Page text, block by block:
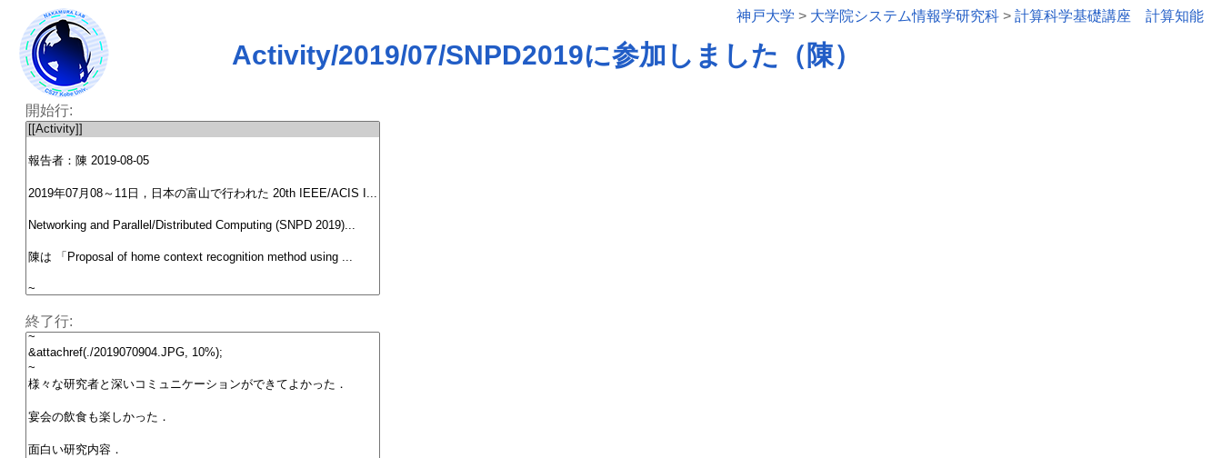
神戸大学 > 大学院システム情報学研究科 > 計算科学基礎講座 計算知能
Activity/2019/07/SNPD2019に参加しました（陳）
開始行:
終了行: